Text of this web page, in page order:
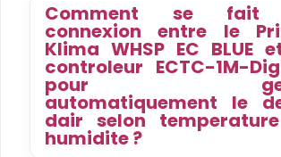
Comment se
connexion entre le
Klima WHSP EC BLUE
controleur ECTC-1M-
pour
automatiquement le
dair selon
humidite ?